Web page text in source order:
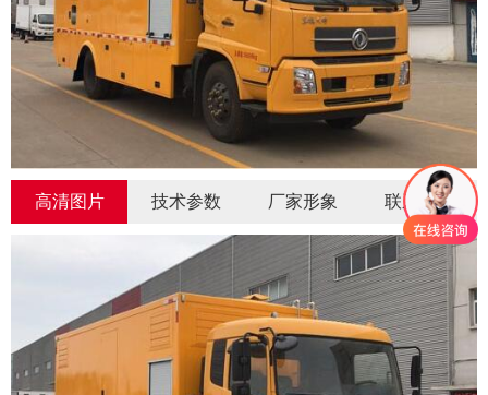
高清图片 技术参数 厂家形象 联系我们